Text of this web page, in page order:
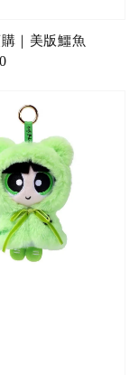
購｜美版鱷魚